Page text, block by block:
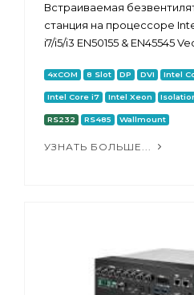
Встраиваемая
станция на процессоре
i7/i5/i3 EN50155 & EN45545
4xCOM 8 Slot DP DVI Intel
Intel Core i7 Intel Xeon
RS232 RS485 Wallmount
УЗНАТЬ БОЛЬШЕ...